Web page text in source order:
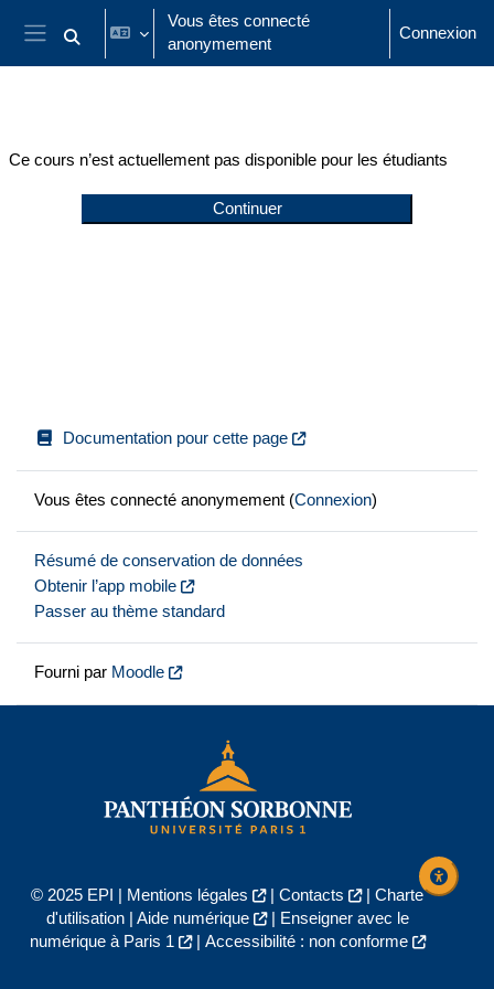
Passer au contenu principal
Panneau latéral
Activer/désactiver la saisie de recherche
Vous êtes connecté
anonymement
Connexion
Ce cours n’est actuellement pas disponible pour les étudiants
Continuer
Documentation pour cette page
Vous êtes connecté anonymement (Connexion)
Résumé de conservation de données
Obtenir l’app mobile
Passer au thème standard
Fourni par Moodle
© 2025 EPI | Mentions légales | Contacts | Charte
d'utilisation| Aide numérique |
Enseigner avec le
numérique à Paris 1
| Accessibilité : non conforme